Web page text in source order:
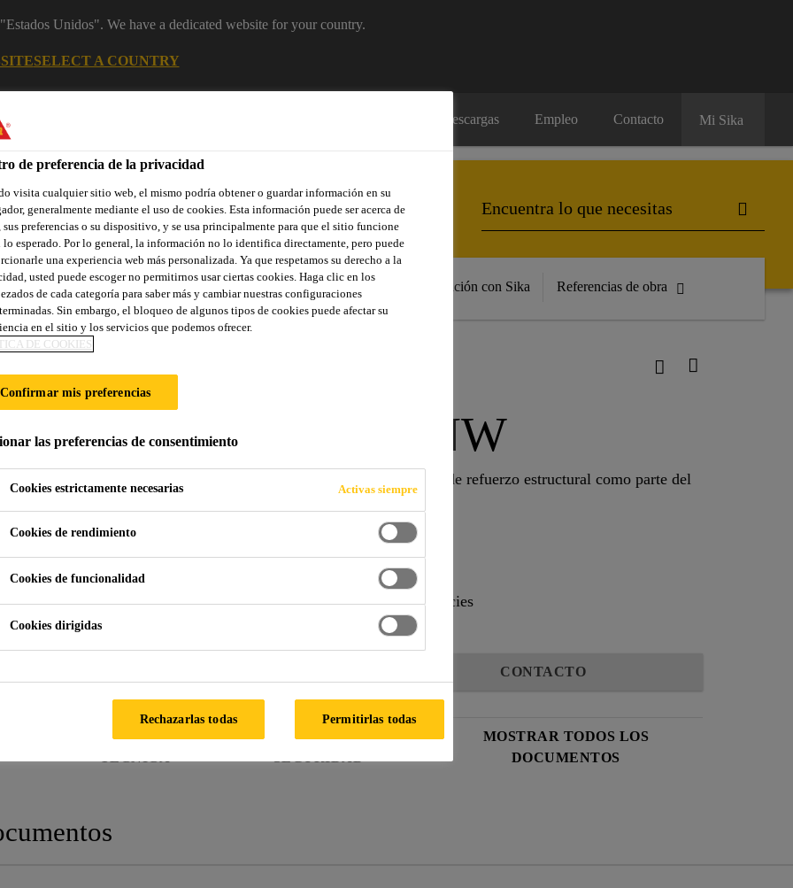
Unidos". We have a dedicated website for your country.
SELECT A COUNTRY
Descargas Empleo Contacto Mi Sika
Localiza tu tienda Noticias Prescripción Sostenibilidad Formación con Sika Referencias de obra
SikaWrap®-300 C NW
Tejido a base de fibra de carbono, diseñado para aplicaciones de refuerzo estructural como parte del
Uso multifuncional para cada clase de refuerzo
Flexibilidad en la adaptación de la geometría de las superficies
Baja densidad para el peso adicional minimo
CONTACTO
FICHA
FICHA DE
MOSTRAR TODOS LOS
DOCUMENTOS
de preferencia de la privacidad
visita cualquier sitio web, el mismo podría obtener o guardar información en su
generalmente mediante el uso de cookies. Esta información puede ser acerca de
sus preferencias o su dispositivo, y se usa principalmente para que el sitio funcione
lo esperado. Por lo general, la información no lo identifica directamente, pero puede
una experiencia web más personalizada. Ya que respetamos su derecho a la
usted puede escoger no permitirnos usar ciertas cookies. Haga clic en los
de cada categoría para saber más y cambiar nuestras configuraciones
Sin embargo, el bloqueo de algunos tipos de cookies puede afectar su
en el sitio y los servicios que podemos ofrecer.
DE COOKIES
Confirmar mis preferencias
las preferencias de consentimiento
Cookies estrictamente necesarias Activas siempre
Cookies de rendimiento
Cookies de funcionalidad
Cookies dirigidas
Rechazarlas todas Permitirlas todas